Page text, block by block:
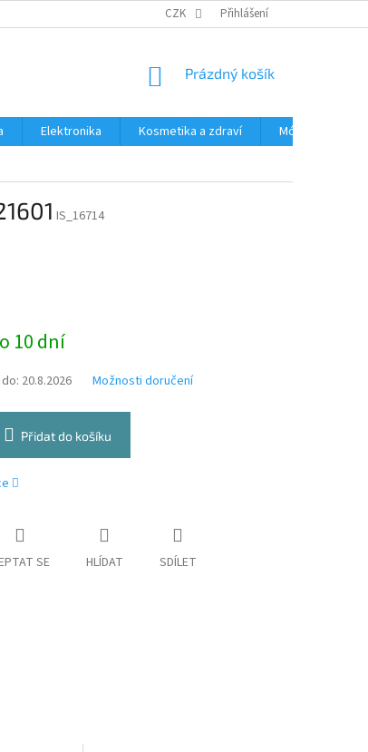
PODMÍNKY OCHRANY OSOBNÍCH ÚDAJŮ ČASTÉ DOTAZY A
CZK Přihlášení
NÁKUPNÍ
Prázdný košík
Elektronika Kosmetika a zdraví Móda
IS_16714
10 dní
20.8.2026 Možnosti doručení
Přidat do košíku
SE HLÍDAT SDÍLET